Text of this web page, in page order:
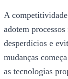
A
adotem
desperdícios e
mudanças
as tecnologias